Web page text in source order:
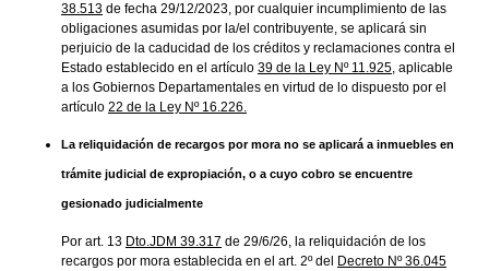
38.513 de fecha 29/12/2023, por cualquier incumplimiento de las
obligaciones asumidas por la/el contribuyente, se aplicará sin
perjuicio de la caducidad de los créditos y reclamaciones contra el
Estado establecido en el artículo 39 de la Ley Nº 11.925, aplicable
a los Gobiernos Departamentales en virtud de lo dispuesto por el
artículo 22 de la Ley Nº 16.226.
La reliquidación de recargos por mora no se aplicará a inmuebles en
trámite judicial de expropiación, o a cuyo cobro se encuentre
gesionado judicialmente
Por art. 13 Dto.JDM 39.317 de 29/6/26, la reliquidación de los
recargos por mora establecida en el art. 2º del
Decreto Nº 36.045